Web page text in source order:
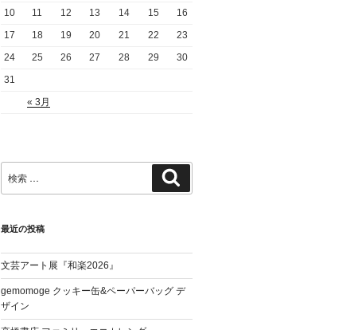
« 3月
10
11 12 13 14 15
16
17
18 19 20 21 22
23
24
25 26 27 28 29
30
31
索:
索
最近の投稿
文芸アート展『和楽2026』
gemomoge クッキー缶&ペーパーバッグ デ
ザイン